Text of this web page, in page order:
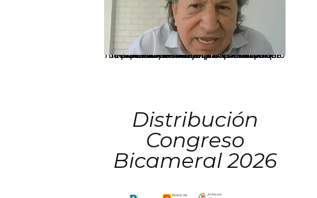
La presidenta Keiko Fujimori informó que la solicitud de indulto presentada por el expresidente Alejandro Toledo será evaluada por la Comisión de Gracias Presidenciales conforme al procedimiento establecido.
Distribución
Congreso
Bicameral 2026